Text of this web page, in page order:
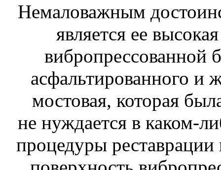
Немаловажным
является ее
вибропрессованной
асфальтированного и
мостовая, которая
не нуждается в каком-
процедуры